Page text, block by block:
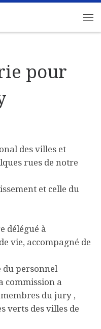
pour
des villes et
rues de notre
et celle du
délégué à
vie, accompagné de
du personnel
commission a
du jury ,
verts des villes de